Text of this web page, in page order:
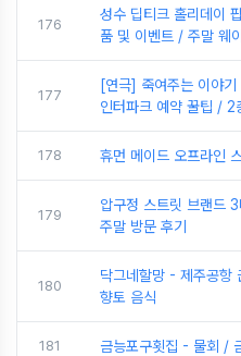
176
성수 딥티크 홀리데이
품 및 이벤트 / 주말 웨
177
[연극] 죽여주는 이야
인터파크 예약 꿀팁 / 2
178 휴먼 메이드 오프라인
179
압구정 스트릿 브랜드
주말 방문 후기
180
닥그네할망 - 제주공항
향토 음식
181 금능포구횟집 - 물회 /